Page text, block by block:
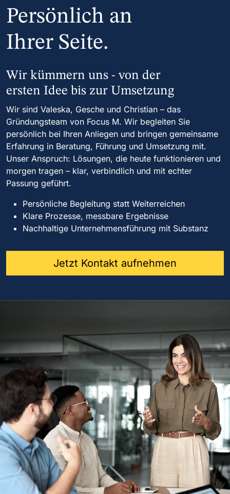
Persönlich an
Ihrer Seite.
Wir kümmern uns - von der
ersten Idee bis zur Umsetzung
Wir sind Valeska, Gesche und Christian – das
Gründungsteam von Focus M. Wir begleiten Sie
persönlich bei Ihren Anliegen und bringen gemeinsame
Erfahrung in Beratung, Führung und Umsetzung mit.
Unser Anspruch: Lösungen, die heute funktionieren und
morgen tragen – klar, verbindlich und mit echter
Passung geführt.
Persönliche Begleitung statt Weiterreichen
Klare Prozesse, messbare Ergebnisse
Nachhaltige Unternehmensführung mit Substanz
Jetzt Kontakt aufnehmen